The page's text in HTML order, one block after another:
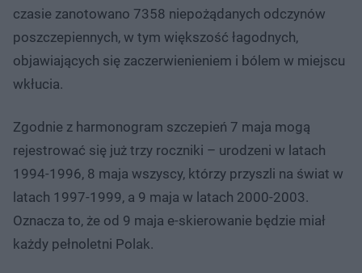
czasie zanotowano 7358 niepożądanych odczynów
poszczepiennych, w tym większość łagodnych,
objawiających się zaczerwienieniem i bólem w miejscu
wkłucia.
Zgodnie z harmonogram szczepień 7 maja mogą
rejestrować się już trzy roczniki – urodzeni w latach
1994-1996, 8 maja wszyscy, którzy przyszli na świat w
latach 1997-1999, a 9 maja w latach 2000-2003.
Oznacza to, że od 9 maja e-skierowanie będzie miał
każdy pełnoletni Polak.